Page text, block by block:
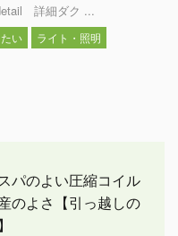
詳細ダク ...
い ライト・照明
パのよい圧縮コイル
のよさ【引っ越しの